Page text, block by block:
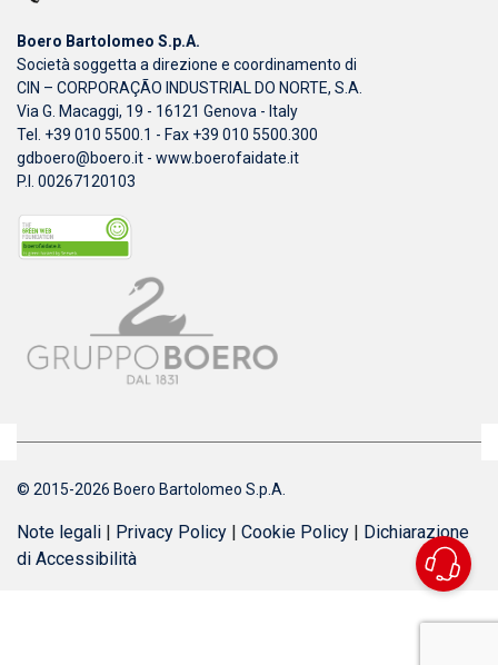
Boero Bartolomeo S.p.A.
Società soggetta a direzione e coordinamento di
CIN – CORPORAÇÃO INDUSTRIAL DO NORTE, S.A.
Via G. Macaggi, 19 - 16121 Genova - Italy
Tel. +39 010 5500.1 - Fax +39 010 5500.300
gdboero@boero.it - www.boerofaidate.it
P.I. 00267120103
© 2015-2026 Boero Bartolomeo S.p.A.
Note legali | Privacy Policy | Cookie Policy | Dichiarazione
di Accessibilità